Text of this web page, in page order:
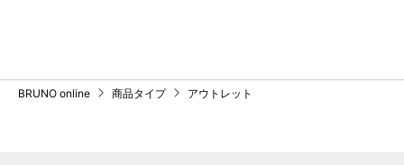
BRUNO online 商品タイプ アウトレット